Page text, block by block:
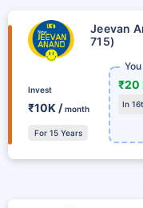
Jeevan
715)
Invest
₹10K /month
For 15 Years
₹20
In